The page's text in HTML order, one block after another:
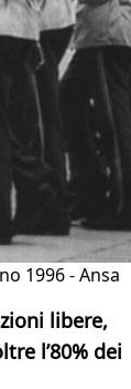
1996 - Ansa
libere,
l’80% dei